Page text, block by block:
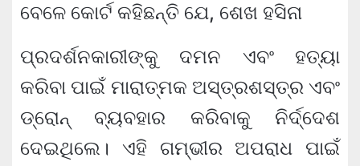
ବେଳେ କୋର୍ଟ କହିଛନ୍ତି ଯେ, ଶେଖ ହସିନା
ପ୍ରଦର୍ଶନକାରୀଙ୍କୁ ଦମନ ଏବଂ ହତ୍ୟା
କରିବା ପାଇଁ ମାରାତ୍ମକ ଅସ୍ତ୍ରଶସ୍ତ୍ର ଏବଂ
ଡ୍ରୋନ୍ ବ୍ୟବହାର କରିବାକୁ ନିର୍ଦ୍ଦେଶ
ଦେଇଥିଲେ। ଏହି ଗମ୍ଭୀର ଅପରାଧ ପାଇଁ